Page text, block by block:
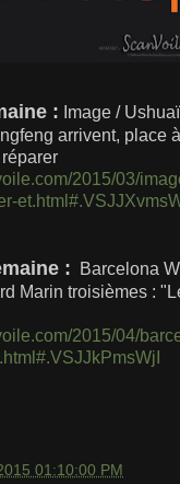
: Image /
arrivent, place
2015/03/
:
Barcelona
Marin troisièmes :
2015/04/
01:10:00 PM